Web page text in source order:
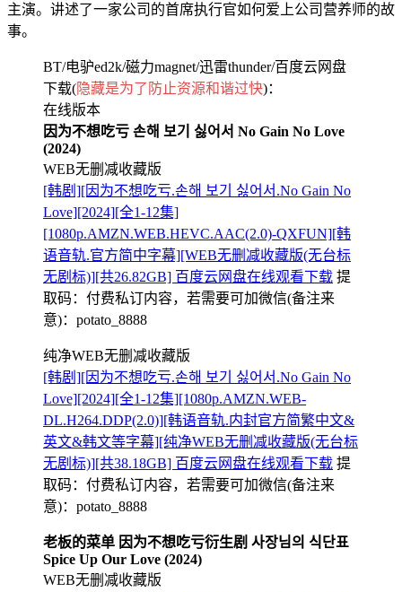
主演。讲述了一家公司的首席执行官如何爱上公司营养师的故
事。
BT/电驴ed2k/磁力magnet/迅雷thunder/百度云网盘
下载(隐藏是为了防止资源和谐过快)：
在线版本
因为不想吃亏 손해 보기 싫어서 No Gain No Love
(2024)
WEB无删减收藏版
[韩剧][因为不想吃亏.손해 보기 싫어서.No Gain No
Love][2024][全1-12集]
[1080p.AMZN.WEB.HEVC.AAC(2.0)-QXFUN][韩
语音轨.官方简中字幕][WEB无删减收藏版(无台标
无剧标)][共26.82GB] 百度云网盘在线观看下载 提
取码： 付费私订内容，若需要可加微信(备注来
意)：potato_8888
纯净WEB无删减收藏版
[韩剧][因为不想吃亏.손해 보기 싫어서.No Gain No
Love][2024][全1-12集][1080p.AMZN.WEB-
DL.H264.DDP(2.0)][韩语音轨.内封官方简繁中文&
英文&韩文等字幕][纯净WEB无删减收藏版(无台标
无剧标)][共38.18GB] 百度云网盘在线观看下载 提
取码： 付费私订内容，若需要可加微信(备注来
意)：potato_8888
老板的菜单 因为不想吃亏衍生剧 사장님의 식단표
Spice Up Our Love (2024)
WEB无删减收藏版